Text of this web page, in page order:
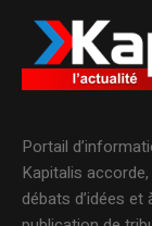
Portail
Kapitalis
débats d’idées et